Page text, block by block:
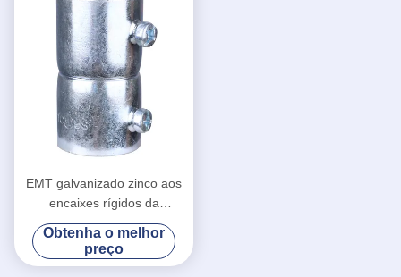
EMT galvanizado zinco aos
encaixes rígidos da
canalização, conectores de
aço da tubulação de EMT
Obtenha o melhor
preço